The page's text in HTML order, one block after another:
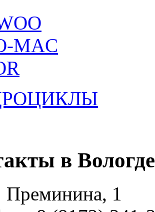
MAC
в Вологде
Преминина, 1